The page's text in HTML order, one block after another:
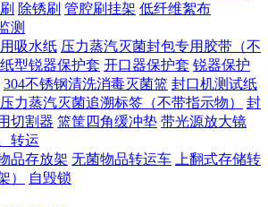
除锈刷 管腔刷挂架 低纤维絮布
测
吸水纸 压力蒸汽灭菌封包专用胶带（不
型锐器保护套 开口器保护套 锐器保护
304不锈钢清洗消毒灭菌篮 封口机测试纸
压力蒸汽灭菌追溯标签（不带指示物）
封
切割器 篮筐四角缓冲垫 带光源放大镜
转运
品存放架 无菌物品转运车
上翻式存储转
）
自毁锁